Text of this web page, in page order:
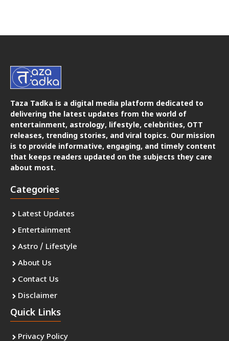
Taza Tadka is a digital media platform dedicated to
delivering the latest updates from the world of
entertainment, astrology, lifestyle, celebrities, OTT
releases, trending stories, and viral topics. Our mission
is to provide informative, engaging, and timely content
that keeps readers updated on the subjects they care
about most.
Categories
Latest Updates
Entertainment
Astro / Lifestyle
About Us
Contact Us
Disclaimer
Quick Links
Privacy Policy